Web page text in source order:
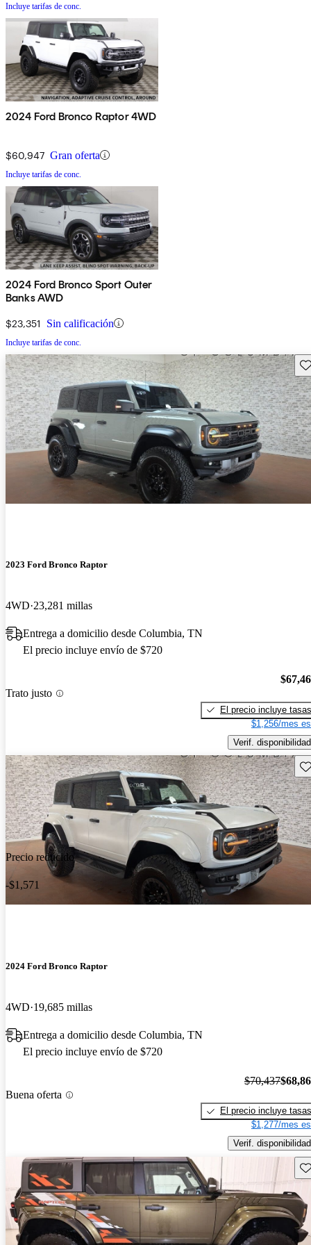
Incluye tarifas de conc.
2024 Ford Bronco Raptor 4WD
$60,947 Gran oferta
Incluye tarifas de conc.
2024 Ford Bronco Sport Outer
Banks AWD
$23,351 Sin calificación
Incluye tarifas de conc.
2023 Ford Bronco Raptor
4WD 23,281 millas
Entrega a domicilio desde Columbia, TN
El precio incluye envío de $720
Trato justo
El precio incluye tasas
$1,256/mes
Verif. disponibilidad
Precio reducido
-$1,571
2024 Ford Bronco Raptor
4WD 19,685 millas
Entrega a domicilio desde Columbia, TN
El precio incluye envío de $720
Buena oferta
$70,437
El precio incluye tasas
$1,277/mes
Verif. disponibilidad